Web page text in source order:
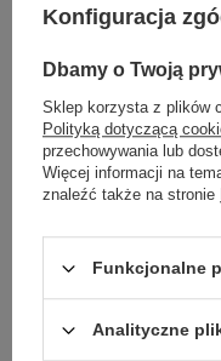
Najniższa cena z
Kapodaster
65,57 zł
Najniższa cena z
PROMOCJA
Pazurek do
56,10 zł
Najniższa cena z
Konfiguracja
Dbamy o Twoją
Sklep korzysta z plików
Polityką dotyczącą
przechowywania lub
Więcej informacji na
znaleźć także na stronie
Funkcjonalne
Analityczne